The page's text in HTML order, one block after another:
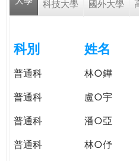
格。
e
e
r
e
科技大學 國外大學
科別 姓名
普通科 林○鏵
普通科
盧○宇
普通科
潘○亞
普通科
林○伃